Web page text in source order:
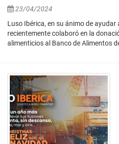
23/04/2024
Luso Ibérica, en su ánimo de ayudar
recientemente colaboró en la
alimenticios al Banco de Alimentos